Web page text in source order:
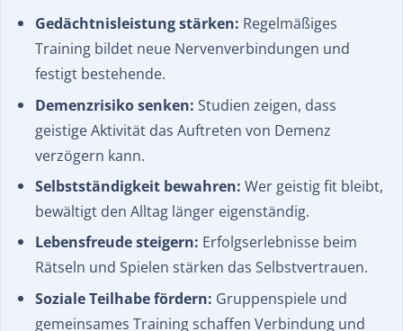
Gedächtnisleistung stärken: Regelmäßiges
Training bildet neue Nervenverbindungen und
festigt bestehende.
Demenzrisiko senken: Studien zeigen, dass
geistige Aktivität das Auftreten von Demenz
verzögern kann.
Selbstständigkeit bewahren: Wer geistig fit bleibt,
bewältigt den Alltag länger eigenständig.
Lebensfreude steigern: Erfolgserlebnisse beim
Rätseln und Spielen stärken das Selbstvertrauen.
Soziale Teilhabe fördern: Gruppenspiele und
gemeinsames Training schaffen Verbindung und